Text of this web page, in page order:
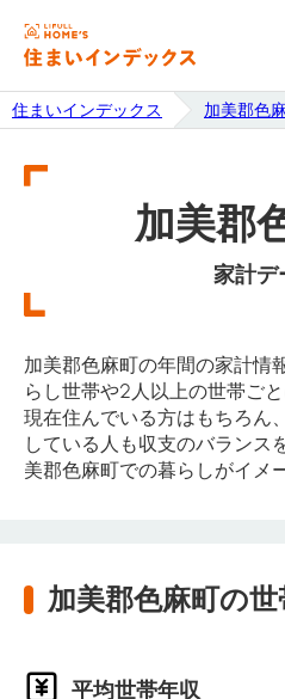
住まいインデックス 加美郡色
加美郡
家計デ
加美郡色麻町の年間の家計情
らし世帯や2人以上の世帯ご
現在住んでいる方はもちろん
している人も収支のバランス
美郡色麻町での暮らしがイメ
加美郡色麻町の
平均世帯年収